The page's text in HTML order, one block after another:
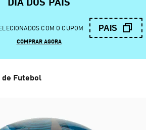
COM O CUPOM PAIS
COMPRAR AGORA
Futebol